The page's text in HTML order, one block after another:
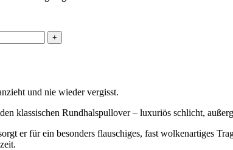
und nie wieder vergisst.
klassischen Rundhalspullover – luxuriös schlicht,
er für ein besonders flauschiges, fast wolkenartiges